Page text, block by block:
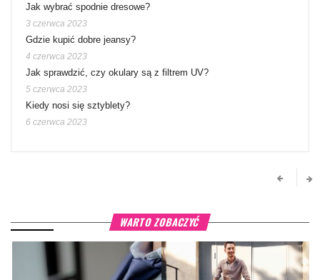
Jak wybrać spodnie dresowe?
3 czerwca 2023
Gdzie kupić dobre jeansy?
4 czerwca 2023
Jak sprawdzić, czy okulary są z filtrem UV?
5 czerwca 2023
Kiedy nosi się sztyblety?
6 czerwca 2023
WARTO ZOBACZYĆ